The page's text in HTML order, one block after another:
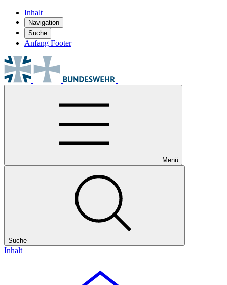
Inhalt
Navigation
Suche
Anfang Footer
Menü
Suche
Inhalt